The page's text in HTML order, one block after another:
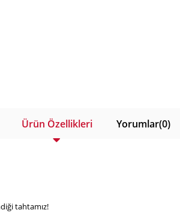
Ürün Özellikleri Yorumlar(0)
tahtamız!